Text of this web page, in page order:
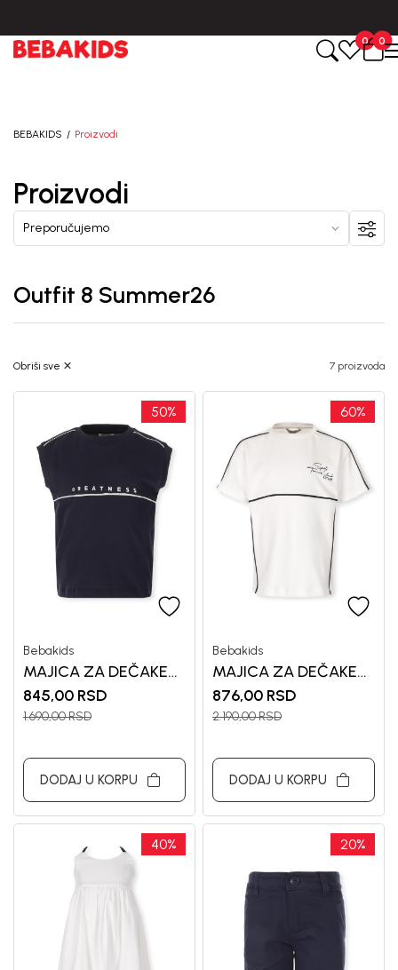
0
0
BEBAKIDS Proizvodi
Proizvodi
Outfit 8 Summer26
7 proizvoda
Obriši sve
50%
Bebakids
MAJICA ZA DEČAKE
ALEXA
845,00 RSD
1.690,00RSD
DODAJ U KORPU
60%
Bebakids
MAJICA ZA DEČAKE
ANTON
876,00 RSD
2.190,00RSD
DODAJ U KORPU
40% 20%